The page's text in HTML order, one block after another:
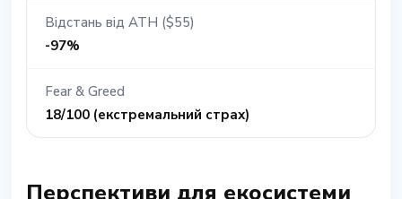
Відстань від ATH ($55)
-97%
Fear & Greed
18/100 (екстремальний страх)
Перспективи для екосистеми